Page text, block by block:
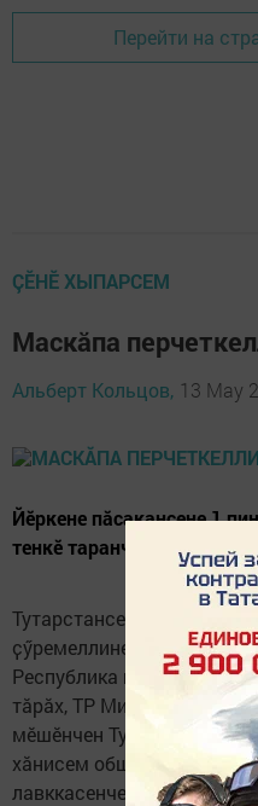
Перейти на
ÇӖНӖ ХЫПАРСЕМ
Маскӑпа
Альберт Кольцов, 13 May
Йӗркене пӑсакансене 1
тенкӗ таранччен штраф
Тутарстансем ӑҫта
ҫӳремеллине
Республика прокурорӗн
тӑрӑх, ТР Министрсен
мӗшӗнчен Тутарстанра
хӑнисем обществăлла
лавккасенче маскӑсемпе